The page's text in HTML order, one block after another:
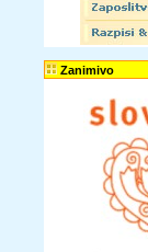
Zanimivo